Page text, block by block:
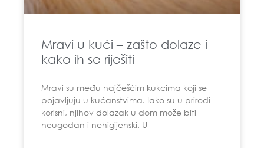
Mravi u kući – zašto dolaze i
kako ih se riješiti
Mravi su među najčešćim kukcima koji se
pojavljuju u kućanstvima. Iako su u prirodi
korisni, njihov dolazak u dom može biti
neugodan i nehigijenski. U